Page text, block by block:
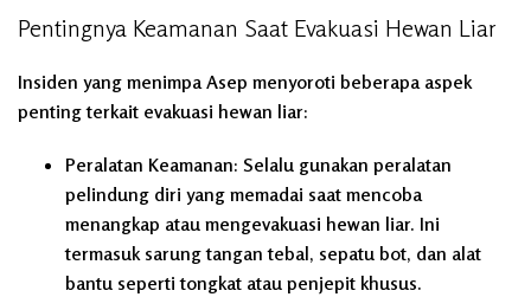
Pentingnya Keamanan Saat Evakuasi Hewan Liar
Insiden yang menimpa Asep menyoroti beberapa aspek
penting terkait evakuasi hewan liar:
Peralatan Keamanan: Selalu gunakan peralatan
pelindung diri yang memadai saat mencoba
menangkap atau mengevakuasi hewan liar. Ini
termasuk sarung tangan tebal, sepatu bot, dan alat
bantu seperti tongkat atau penjepit khusus.